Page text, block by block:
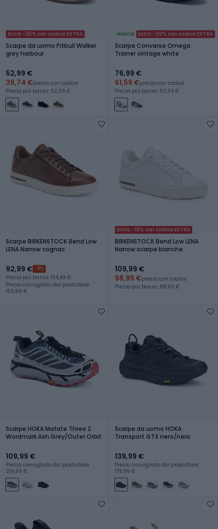
Extra -25% con codice EXTRA
Scarpe da uomo Pitbull Walker
grey harbour
52,99 €
39,74 €prezzo con codice
Prezzo più basso: 52,99 €
Novità Extra -20% con codice EXTRA
Scarpe Converse Omega
Trainer vintage white
76,99 €
61,59 €prezzo con codice
Prezzo più basso: 50,04 €
Scarpe BIRKENSTOCK Bend Low
LENA Narrow cognac
92,99 € -11%
Prezzo più basso: 104,49 €
Prezzo consigliato dal produttore:
159,99 €
Extra -10% con codice EXTRA
BIRKENSTOCK Bend Low LENA
Narrow scarpe bianche
109,99 €
98,99 €prezzo con codice
Prezzo più basso: 98,99 €
Scarpe HOKA Mafate Three 2
Wordmark Ash Grey/Outer Orbit
109,99 €
Prezzo consigliato dal produttore:
219,99 €
Scarpe da uomo HOKA
Transport GTX nero/nero
139,99 €
Prezzo consigliato dal produttore:
179,99 €